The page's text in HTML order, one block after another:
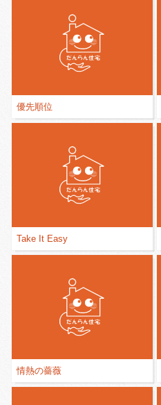
優先順位
Take It Easy
情熱の薔薇